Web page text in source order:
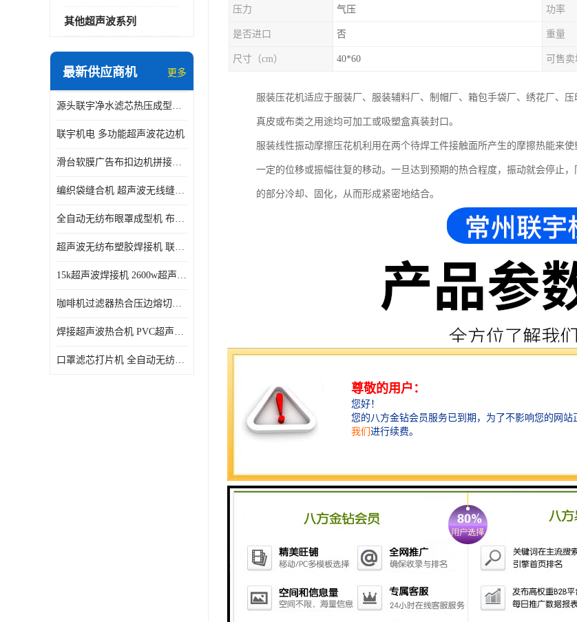
其他超声波系列
最新供应商机 更多
源头联宇净水滤芯热压成型机器 超声波大功率封边机
联宇机电 多功能超声波花边机
滑台软膜广告布扣边机拼接机用于焊接热合拼接作用
编织袋缝合机 超声波无线缝合机 厂家现货供应
全自动无纺布眼罩成型机 布料海绵眼罩热合切边机
超声波无纺布塑胶焊接机 联宇制造
15k超声波焊接机 2600w超声波焊接机 联宇制造
咖啡机过滤器热合压边熔切机 超声波无纺布喷胶棉热合机
焊接超声波热合机 PVC超声波焊接机 无纺布超声波设备
口罩滤芯打片机 全自动无纺布压花压标设备 多层料复合机
压力 气压 功率
是否进口 否 重量
尺寸（cm） 40*60 可售卖
服装压花机适应于服装厂、服装辅料厂、制帽厂、箱包手袋厂、绣花厂、
真皮或布类之用途均可加工或吸塑盒真装封口。
服装线性振动摩擦压花机利用在两个待焊工件接触面所产生的摩擦热能来
一定的位移或振幅往复的移动。一旦达到预期的热合程度，振动就会停止
的部分冷却、固化，从而形成紧密地结合。